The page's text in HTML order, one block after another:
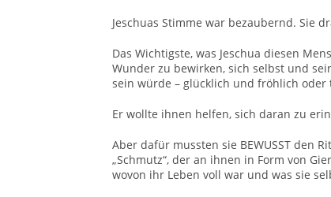
Jeschuas Stimme war bezaubernd. Sie
Das Wichtigste, was Jeschua diesen
Wunder zu bewirken, sich selbst und
sein würde – glücklich und fröhlich
Er wollte ihnen helfen, sich daran zu
Aber dafür mussten sie BEWUSST den
„Schmutz“, der an ihnen in Form von
wovon ihr Leben voll war und was sie